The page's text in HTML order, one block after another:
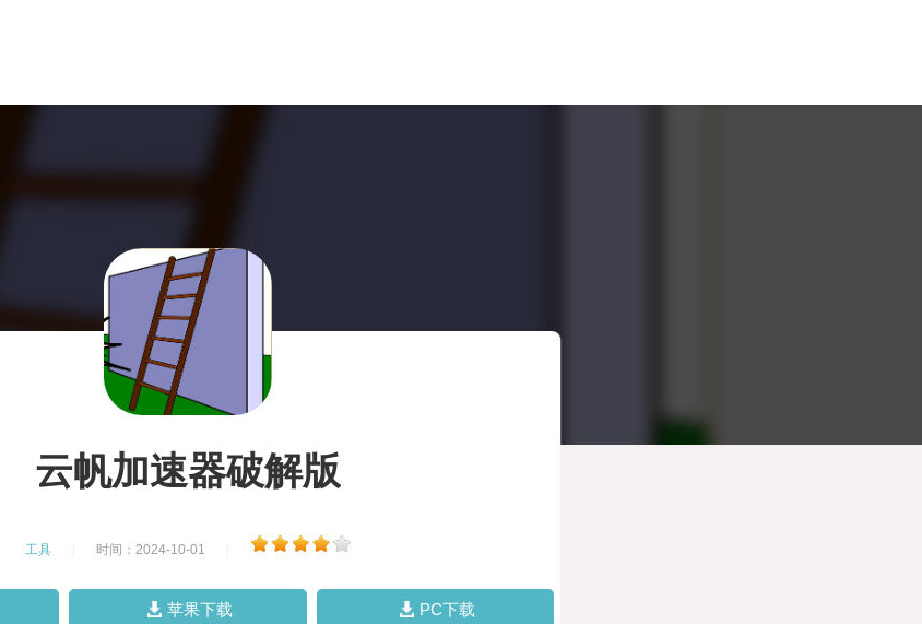
云帆加速器破解版
工具 时间：2024-10-01
苹果下载 PC下载